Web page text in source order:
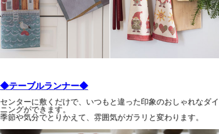
◆テーブルランナー◆
センターに敷くだけで、いつもと違った印象のおしゃれなダイ
ニングができます。
季節や気分でとりかえて、雰囲気がガラリと変わります。